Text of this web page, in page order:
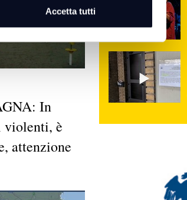
Accetta tutti
In
violenti, è
attenzione